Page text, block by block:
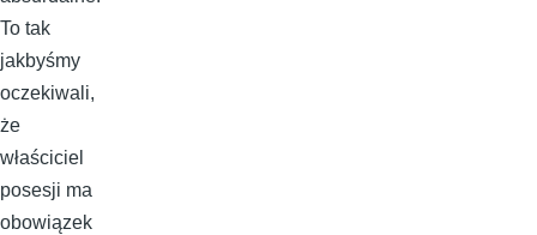
To tak
jakbyśmy
oczekiwali,
że
właściciel
posesji ma
obowiązek